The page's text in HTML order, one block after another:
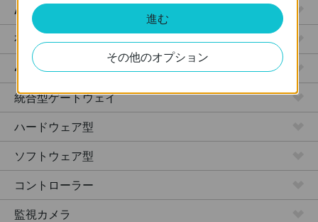
Access
有線LANゲートウェイ
4G対応 Wi-Fiゲートウェイ
統合型ゲートウェイ
ハードウェア型
ソフトウェア型
コントローラー
監視カメラ
進む
その他のオプション